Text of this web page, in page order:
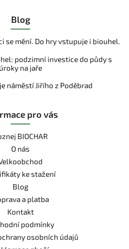
Blog
se mění. Do hry vstupuje i biouhel.
podzimní investice do půdy s
úroky na jaře
náměstí Jiřího z Poděbrad
pro vás
BIOCHAR
O nás
ke stažení
Blog
a platba
Kontakt
podmínky
osobních údajů